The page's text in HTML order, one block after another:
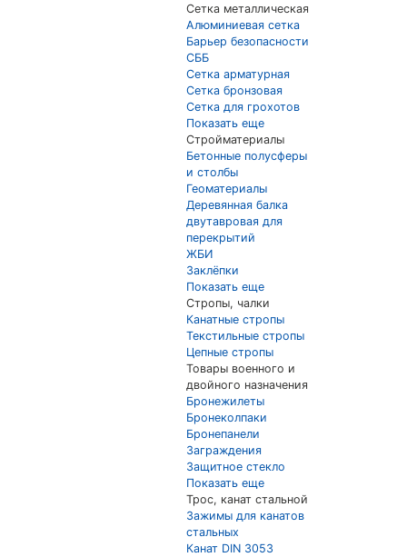
Сетка металлическая
Алюминиевая сетка
Барьер безопасности
СББ
Сетка арматурная
Сетка бронзовая
Сетка для грохотов
Показать еще
Стройматериалы
Бетонные полусферы
и столбы
Геоматериалы
Деревянная балка
двутавровая для
перекрытий
ЖБИ
Заклёпки
Показать еще
Стропы, чалки
Канатные стропы
Текстильные стропы
Цепные стропы
Товары военного и
двойного назначения
Бронежилеты
Бронеколпаки
Бронепанели
Заграждения
Защитное стекло
Показать еще
Трос, канат стальной
Зажимы для канатов
стальных
Канат DIN 3053